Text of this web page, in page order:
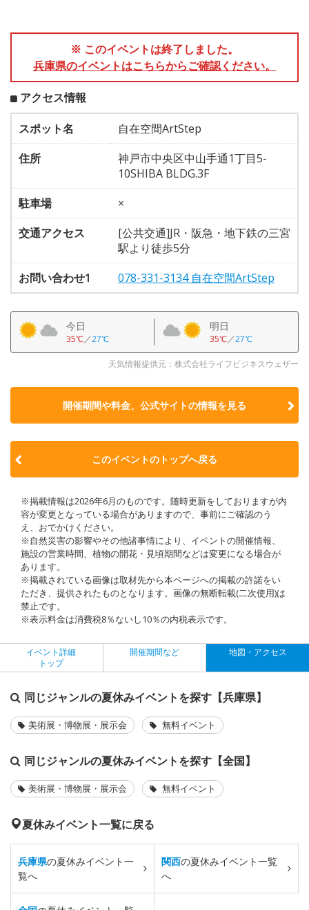
※ このイベントは終了しました。
兵庫県のイベントはこちらからご確認ください。
アクセス情報
スポット名
自在空間ArtStep
住所
神戸市中央区中山手通1丁目5-
10SHIBA BLDG.3F
駐車場
×
交通アクセス
[公共交通]JR・阪急・地下鉄の三宮
駅より徒歩5分
お問い合わせ1
078-331-3134 自在空間ArtStep
今日
35℃／27℃
明日
35℃／27℃
天気情報提供元：株式会社ライフビジネスウェザー
開催期間や料金、公式サイトの情報を見る
このイベントのトップへ戻る
※掲載情報は2026年6月のものです。随時更新をしておりますが内
容が変更となっている場合がありますので、事前にご確認のう
え、おでかけください。
※自然災害の影響やその他諸事情により、イベントの開催情報、
施設の営業時間、植物の開花・見頃期間などは変更になる場合が
あります。
※掲載されている画像は取材先から本ページへの掲載の許諾をい
ただき、提供されたものとなります。画像の無断転載(二次使用)は
禁止です。
※表示料金は消費税8％ないし10％の内税表示です。
イベント詳細
トップ
開催期間など 地図・アクセス
同じジャンルの夏休みイベントを探す【兵庫県】
美術展・博物展・展示会 無料イベント
同じジャンルの夏休みイベントを探す【全国】
美術展・博物展・展示会 無料イベント
夏休みイベント一覧に戻る
兵庫県の夏休みイベント一
覧へ
関西の夏休みイベント一覧
へ